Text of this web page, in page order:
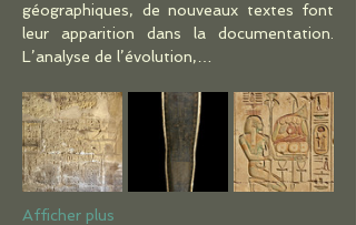
géographiques, de nouveaux textes font
leur apparition dans la documentation.
L’analyse de l’évolution,…
Afficher plus